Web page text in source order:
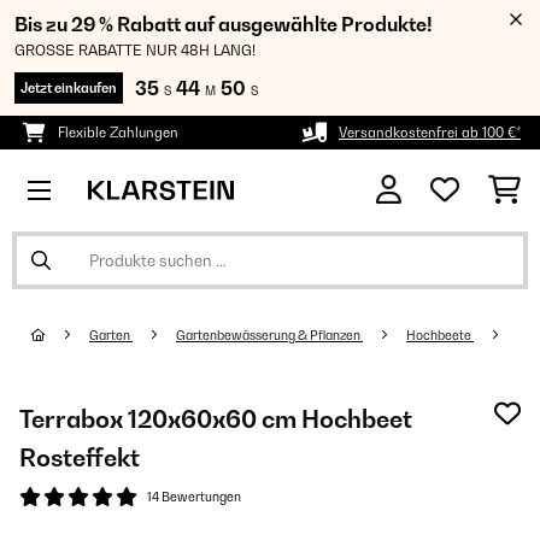
Bis zu 29 % Rabatt auf ausgewählte Produkte!
GROSSE RABATTE NUR 48H LANG!
Jetzt einkaufen 35 S 44 M 49 S
Flexible Zahlungen Versandkostenfrei ab 100 €*
Garten Gartenbewässerung & Pflanzen Hochbeete
Terrabox 120x60x60 cm Hochbeet
Rosteffekt
14 Bewertungen